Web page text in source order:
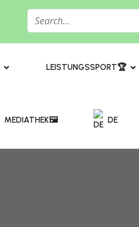
​LEISTUNGSSPORT🏆
MEDIATHEK🖼️​ DE